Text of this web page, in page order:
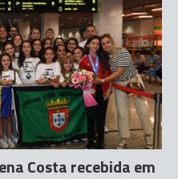
Costa recebida em